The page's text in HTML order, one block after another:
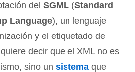
del SGML (Standard
Language), un lenguaje
y el etiquetado de
decir que el XML no es
sino un sistema que